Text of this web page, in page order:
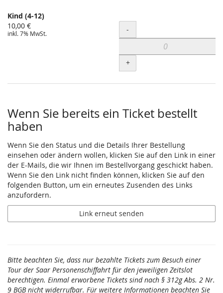
Kind (4-12)
10,00 €
inkl. 7% MwSt. Menge
-
+
Wenn Sie bereits ein Ticket bestellt
haben
Wenn Sie den Status und die Details Ihrer Bestellung
einsehen oder ändern wollen, klicken Sie auf den Link in einer
der E-Mails, die wir Ihnen im Bestellvorgang geschickt haben.
Wenn Sie den Link nicht finden können, klicken Sie auf den
folgenden Button, um ein erneutes Zusenden des Links
anzufordern.
Link erneut senden
Bitte beachten Sie, dass nur bezahlte Tickets zum Besuch einer
Tour der Saar Personenschiffahrt für den jeweiligen Zeitslot
berechtigen. Einmal erworbene Tickets sind nach § 312g Abs. 2 Nr.
9 BGB nicht widerrufbar. Für weitere Informationen beachten Sie